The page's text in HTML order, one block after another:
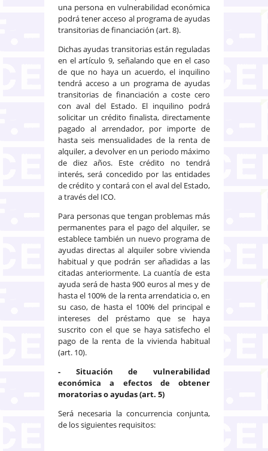
una persona en vulnerabilidad económica
podrá tener acceso al programa de ayudas
transitorias de financiación (art. 8).
Dichas ayudas transitorias están reguladas
en el artículo 9, señalando que en el caso
de que no haya un acuerdo, el inquilino
tendrá acceso a un programa de ayudas
transitorias de financiación a coste cero
con aval del Estado. El inquilino podrá
solicitar un crédito finalista, directamente
pagado al arrendador, por importe de
hasta seis mensualidades de la renta de
alquiler, a devolver en un periodo máximo
de diez años. Este crédito no tendrá
interés, será concedido por las entidades
de crédito y contará con el aval del Estado,
a través del ICO.
Para personas que tengan problemas más
permanentes para el pago del alquiler, se
establece también un nuevo programa de
ayudas directas al alquiler sobre vivienda
habitual y que podrán ser añadidas a las
citadas anteriormente. La cuantía de esta
ayuda será de hasta 900 euros al mes y de
hasta el 100% de la renta arrendaticia o, en
su caso, de hasta el 100% del principal e
intereses del préstamo que se haya
suscrito con el que se haya satisfecho el
pago de la renta de la vivienda habitual
(art. 10).
- Situación de vulnerabilidad
económica a efectos de obtener
moratorias o ayudas (art. 5)
Será necesaria la concurrencia conjunta,
de los siguientes requisitos: